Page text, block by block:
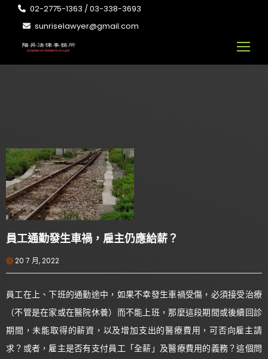
02-2775-1363 / 03-338-3693
sunriselawyer@gmail.com
員工通勤發生車禍，雇主仍應給薪？
20 7 月, 2022
員工在上、下班的通勤途中，如果不幸發生車禍受傷，必須接受治療
（不管是在家或在醫院休養）而不能上班，那麼這段期間或後續回診
期間，未能取得的薪資，以及增加支出的醫療費用，可否向雇主請
求？或者，雇主是否有支付員工「全薪」及醫療費用的義務？這個問